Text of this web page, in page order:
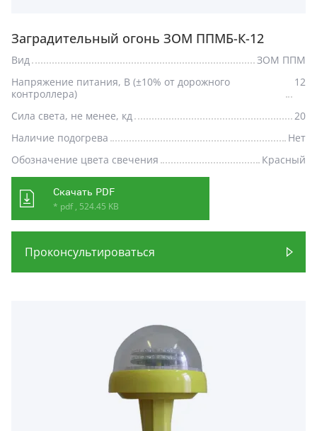
Заградительный огонь ЗОМ ППМБ-К-12
Вид
ЗОМ ППМ
Напряжение питания, В (±10% от дорожного
контроллера)
12
Сила света, не менее, кд
20
Наличие подогрева
Нет
Обозначение цвета свечения
Красный
Скачать PDF
* pdf , 524.45 KB
Проконсультироваться